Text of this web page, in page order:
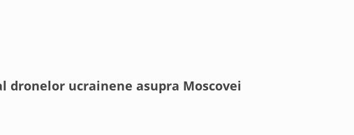
ucrainene asupra Moscovei